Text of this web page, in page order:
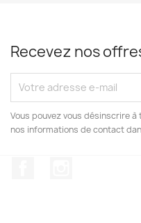
Recevez nos
Vous pouvez vous désinscrire
nos informations de contact